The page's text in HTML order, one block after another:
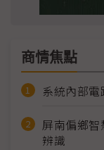
商情焦點
系統內部
屏南偏鄉
辨識